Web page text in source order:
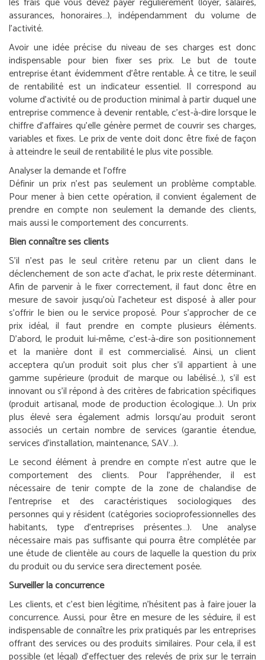
assurances, honoraires…), indépendamment du volume de
l’activité.
Avoir une idée précise du niveau de ses charges est donc
indispensable pour bien fixer ses prix. Le but de toute
entreprise étant évidemment d’être rentable. À ce titre, le seuil
de rentabilité est un indicateur essentiel. Il correspond au
volume d’activité ou de production minimal à partir duquel une
entreprise commence à devenir rentable, c’est-à-dire lorsque le
chiffre d’affaires qu’elle génère permet de couvrir ses charges,
variables et fixes. Le prix de vente doit donc être fixé de façon
à atteindre le seuil de rentabilité le plus vite possible.
Analyser la demande et l’offre
Définir un prix n’est pas seulement un problème comptable.
Pour mener à bien cette opération, il convient également de
prendre en compte non seulement la demande des clients,
mais aussi le comportement des concurrents.
Bien connaître ses clients
S’il n’est pas le seul critère retenu par un client dans le
déclenchement de son acte d’achat, le prix reste déterminant.
Afin de parvenir à le fixer correctement, il faut donc être en
mesure de savoir jusqu’où l’acheteur est disposé à aller pour
s’offrir le bien ou le service proposé. Pour s’approcher de ce
prix idéal, il faut prendre en compte plusieurs éléments.
D’abord, le produit lui-même, c’est-à-dire son positionnement
et la manière dont il est commercialisé. Ainsi, un client
acceptera qu’un produit soit plus cher s’il appartient à une
gamme supérieure (produit de marque ou labélisé…), s’il est
innovant ou s’il répond à des critères de fabrication spécifiques
(produit artisanal, mode de production écologique…). Un prix
plus élevé sera également admis lorsqu’au produit seront
associés un certain nombre de services (garantie étendue,
services d’installation, maintenance, SAV…).
Le second élément à prendre en compte n’est autre que le
comportement des clients. Pour l’appréhender, il est
nécessaire de tenir compte de la zone de chalandise de
l’entreprise et des caractéristiques sociologiques des
personnes qui y résident (catégories socioprofessionnelles des
habitants, type d’entreprises présentes…). Une analyse
nécessaire mais pas suffisante qui pourra être complétée par
une étude de clientèle au cours de laquelle la question du prix
du produit ou du service sera directement posée.
Surveiller la concurrence
Les clients, et c’est bien légitime, n’hésitent pas à faire jouer la
concurrence. Aussi, pour être en mesure de les séduire, il est
indispensable de connaître les prix pratiqués par les entreprises
offrant des services ou des produits similaires. Pour cela, il est
possible (et légal) d’effectuer des relevés de prix sur le terrain